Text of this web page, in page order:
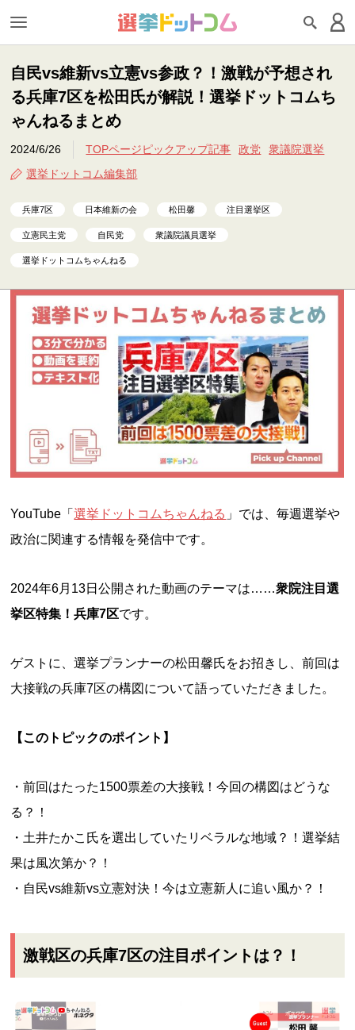
自民vs維新vs立憲vs参政？！激戦が予想され
る兵庫7区を松田氏が解説！選挙ドットコムち
ゃんねるまとめ
2024/6/26 TOPページピックアップ記事 政党
衆議院選挙
選挙ドットコム編集部
兵庫7区 日本維新の会 松田馨 注目選挙区
立憲民主党 自民党 衆議院議員選挙
選挙ドットコムちゃんねる
YouTube「選挙ドットコムちゃんねる 」では、毎週選挙や
政治に関連する情報を発信中です。
2024年6月13日公開された動画のテーマは……衆院注目選
挙区特集！兵庫7区です。
ゲストに、選挙プランナーの松田馨氏をお招きし、前回は
大接戦の兵庫7区の構図について語っていただきました。
【このトピックのポイント】
前回はたった1500票差の大接戦！今回の構図はどうな
る？！
土井たかこ氏を選出していたリベラルな地域？！選挙結
果は風次第か？！
自民vs維新vs立憲対決！今は立憲新人に追い風か？！
激戦区の兵庫7区の注目ポイントは？！